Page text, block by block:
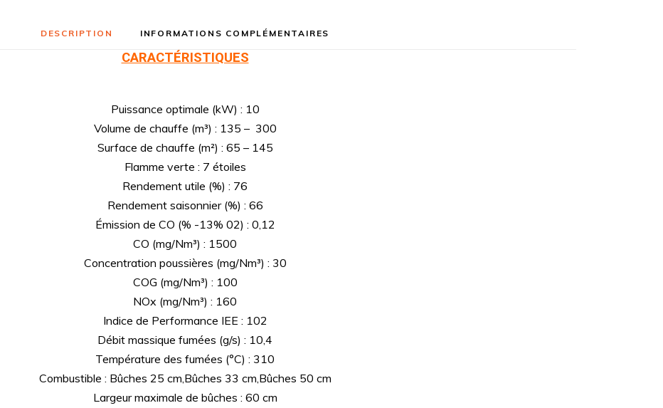
DESCRIPTION INFORMATIONS COMPLÉMENTAIRES
CARACTÉRISTIQUES
Puissance optimale (kW) : 10
Volume de chauffe (m³) : 135 – 300
Surface de chauffe (m²) : 65 – 145
Flamme verte : 7 étoiles
Rendement utile (%) : 76
Rendement saisonnier (%) : 66
Émission de CO (% -13% 02) : 0,12
CO (mg/Nm³) : 1500
Concentration poussières (mg/Nm³) : 30
COG (mg/Nm³) : 100
NOx (mg/Nm³) : 160
Indice de Performance IEE : 102
Débit massique fumées (g/s) : 10,4
Température des fumées (°C) : 310
Combustible : Bûches 25 cm,Bûches 33 cm,Bûches 50 cm
Largeur maximale de bûches : 60 cm